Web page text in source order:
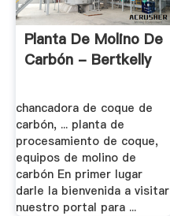
Planta De Molino De
Carbón - Bertkelly
chancadora de coque de
carbón, ... planta de
procesamiento de coque,
equipos de molino de
carbón En primer lugar
darle la bienvenida a visitar
nuestro portal para ...